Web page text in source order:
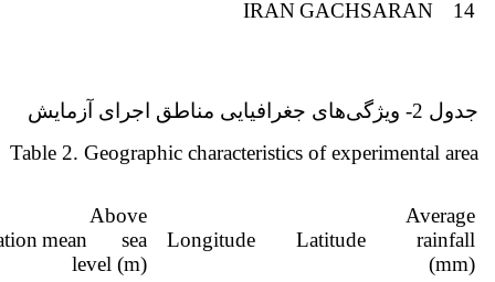
14
GACHSARAN
IRAN
جدول 2- ویژگی‌های جغرافیایی مناطق اجرای آزمایش
Table 2. Geographic characteristics of experimental area
Average
rainfall
(mm)
Latitude
Longitude
Above
mean sea
level (m)